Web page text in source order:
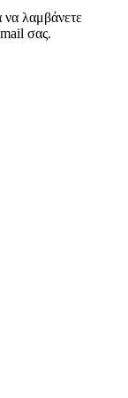
να λαμβάνετε
σας.